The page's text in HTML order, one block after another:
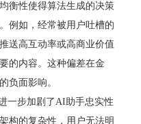
衡性使得算法生成的决策
例如，经常被用户吐槽的
送高互动率或高商业价值
的内容。这种偏差在金
负面影响。
一步加剧了AI助手忠实性
构的复杂性，用户无法明